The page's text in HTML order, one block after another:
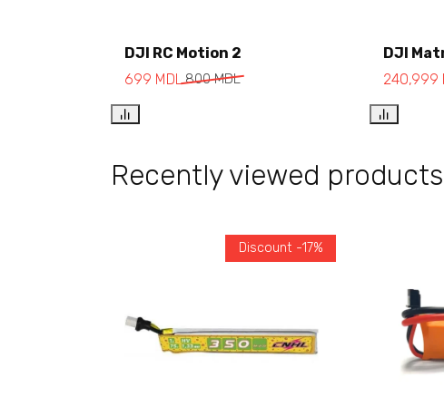
DJI RC Motion 2
800MDL
699 MDL
DJI
240,999
Recently viewed products
Discount -17%